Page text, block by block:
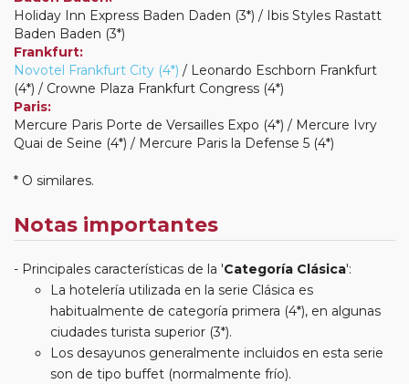
Holiday Inn Express Baden Daden (3*) / Ibis Styles Rastatt
Baden Baden (3*)
Frankfurt:
Novotel Frankfurt City (4*) / Leonardo Eschborn Frankfurt
(4*) / Crowne Plaza Frankfurt Congress (4*)
Paris:
Mercure Paris Porte de Versailles Expo (4*) / Mercure Ivry
Quai de Seine (4*) / Mercure Paris la Defense 5 (4*)
* O similares.
Notas importantes
Principales características de la 'Categoría Clásica':
La hotelería utilizada en la serie Clásica es
habitualmente de categoría primera (4*), en algunas
ciudades turista superior (3*).
Los desayunos generalmente incluidos en esta serie
son de tipo buffet (normalmente frío).